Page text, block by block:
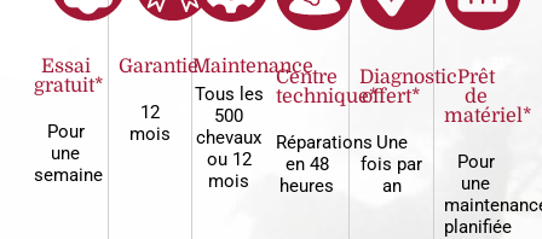
Essai
gratuit*
Pour
une
semaine
Garantie
12
mois
Maintenance
Tous les
500
chevaux
ou 12
mois
Centre
technique*
Réparations
en 48
heures
Diagnostic
offert*
Une
fois par
an
Prêt
de
matériel*
Pour
une
planifiée